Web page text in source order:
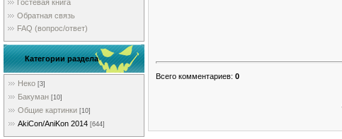
Гостевая книга
Обратная связь
FAQ (вопрос/ответ)
Категории раздела
Неко [3]
Бакуман [10]
Общие картинки [10]
AkiCon/AniKon 2014 [644]
Всего комментариев: 0